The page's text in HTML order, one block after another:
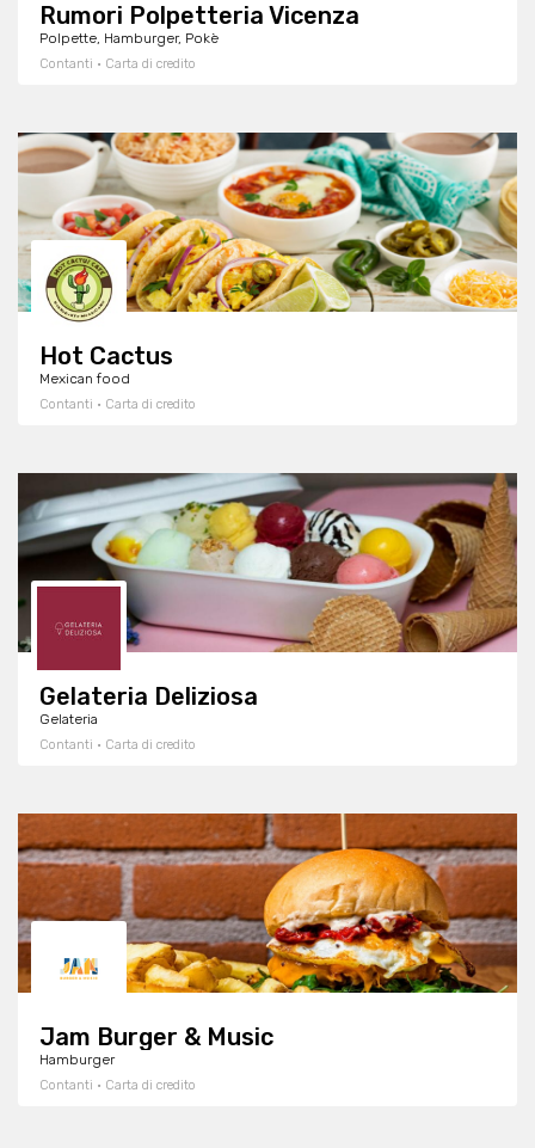
Rumori Polpetteria Vicenza
Polpette, Hamburger, Pokè
Contanti · Carta di credito
Hot Cactus
Mexican food
Contanti · Carta di credito
Gelateria Deliziosa
Gelateria
Contanti · Carta di credito
Jam Burger & Music
Hamburger
Contanti · Carta di credito